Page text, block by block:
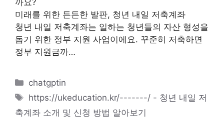
미래를 위한 든든한 발판, 청년 내일 저축계좌
청년 내일 저축계좌는 일하는 청년들의 자산 형성을
돕기 위한 정부 지원 사업이에요. 꾸준히 저축하면
정부 지원금까…
카
테
리
chatgptin
태
그
https://ukeducation.kr/-------/ - 청년 내일 저
축계좌 소개 및 신청 방법 알아보기